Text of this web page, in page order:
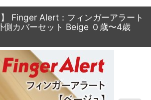
】 Finger Alert：フィンガーアラート
側カバーセット Beige ０歳〜4歳